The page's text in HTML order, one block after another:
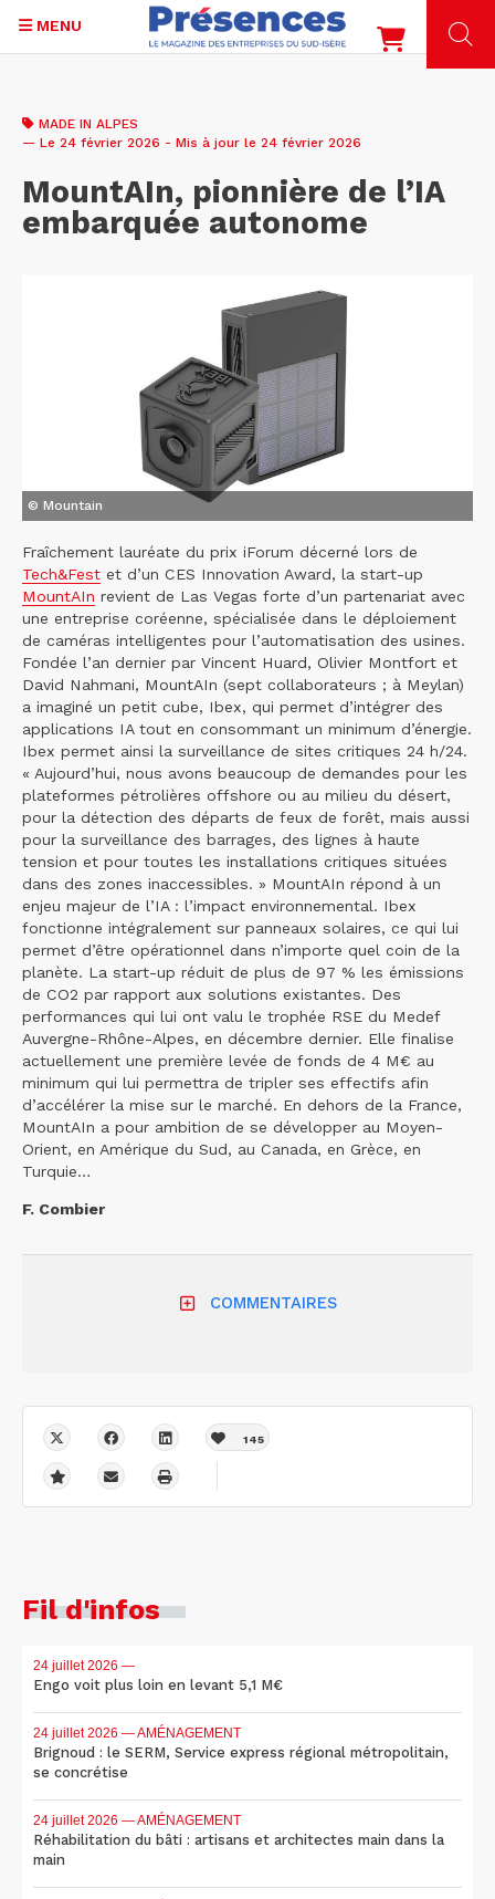
contenu
MENU
MADE IN ALPES
— Le 24 février 2026 - Mis à jour le 24 février 2026
MountAIn, pionnière de l’IA
embarquée autonome
© Mountain
Fraîchement lauréate du prix iForum décerné lors de
Tech&Fest et d’un CES Innovation Award, la start-up
MountAIn revient de Las Vegas forte d’un partenariat avec
une entreprise coréenne, spécialisée dans le déploiement
de caméras intelligentes pour l’automatisation des usines.
Fondée l’an dernier par Vincent Huard, Olivier Montfort et
David Nahmani, MountAIn (sept collaborateurs ; à Meylan)
a imaginé un petit cube, Ibex, qui permet d’intégrer des
applications IA tout en consommant un minimum d’énergie.
Ibex permet ainsi la surveillance de sites critiques 24 h/24.
« Aujourd’hui, nous avons beaucoup de demandes pour les
plateformes pétrolières offshore ou au milieu du désert,
pour la détection des départs de feux de forêt, mais aussi
pour la surveillance des barrages, des lignes à haute
tension et pour toutes les installations critiques situées
dans des zones inaccessibles. » MountAIn répond à un
enjeu majeur de l’IA : l’impact environnemental. Ibex
fonctionne intégralement sur panneaux solaires, ce qui lui
permet d’être opérationnel dans n’importe quel coin de la
planète. La start-up réduit de plus de 97 % les émissions
de CO2 par rapport aux solutions existantes. Des
performances qui lui ont valu le trophée RSE du Medef
Auvergne-Rhône-Alpes, en décembre dernier. Elle finalise
actuellement une première levée de fonds de 4 M€ au
minimum qui lui permettra de tripler ses effectifs afin
d’accélérer la mise sur le marché. En dehors de la France,
MountAIn a pour ambition de se développer au Moyen-
Orient, en Amérique du Sud, au Canada, en Grèce, en
Turquie…
F. Combier
COMMENTAIRES
145
Fil d'infos
24 juillet 2026 —
Engo voit plus loin en levant 5,1 M€
24 juillet 2026 — AMÉNAGEMENT
Brignoud : le SERM, Service express régional métropolitain,
se concrétise
24 juillet 2026 — AMÉNAGEMENT
Réhabilitation du bâti : artisans et architectes main dans la
main